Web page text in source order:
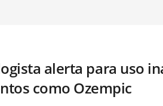
alerta para uso
como Ozempic